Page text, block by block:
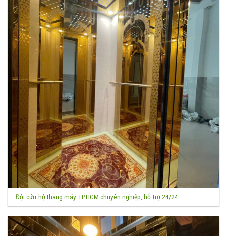
Đội cứu hộ thang máy TPHCM chuyên nghiệp, hỗ trợ 24/24